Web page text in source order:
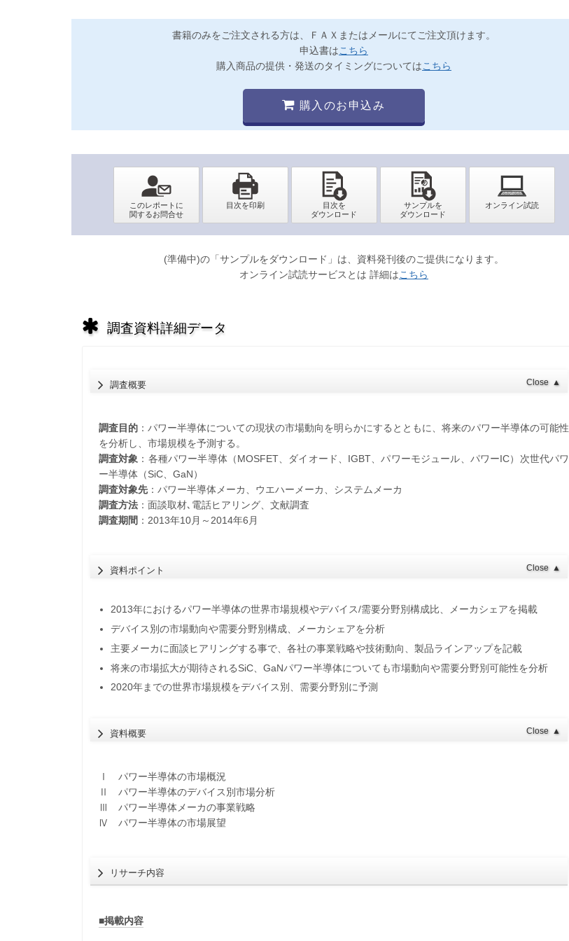
書籍のみをご注文される方は、ＦＡＸまたはメールにてご注文頂けます。
申込書はこちら
購入商品の提供・発送のタイミングについてはこちら
購入のお申込み
(準備中)の「サンプルをダウンロード」は、資料発刊後のご提供になります。
オンライン試読サービスとは 詳細はこちら
調査資料詳細データ
調査概要 Close ▲
調査目的：パワー半導体についての現状の市場動向を明らかにするとともに、将来のパワー半導体の可能性
を分析し、市場規模を予測する。
調査対象 ：各種パワー半導体（MOSFET、ダイオード、IGBT、パワーモジュール、パワーIC）次世代パワ
ー半導体（SiC、GaN）
調査対象先：パワー半導体メーカ、ウエハーメーカ、システムメーカ
調査方法：面談取材､電話ヒアリング、文献調査
調査期間 ：2013年10月～2014年6月
資料ポイント Close ▲
2013年におけるパワー半導体の世界市場規模やデバイス/需要分野別構成比、メーカシェアを掲載
デバイス別の市場動向や需要分野別構成、メーカシェアを分析
主要メーカに面談ヒアリングする事で、各社の事業戦略や技術動向、製品ラインアップを記載
将来の市場拡大が期待されるSiC、GaNパワー半導体についても市場動向や需要分野別可能性を分析
2020年までの世界市場規模をデバイス別、需要分野別に予測
資料概要 Close ▲
Ⅰ パワー半導体の市場概況
Ⅱ パワー半導体のデバイス別市場分析
Ⅲ パワー半導体メーカの事業戦略
Ⅳ パワー半導体の市場展望
リサーチ内容
■掲載内容